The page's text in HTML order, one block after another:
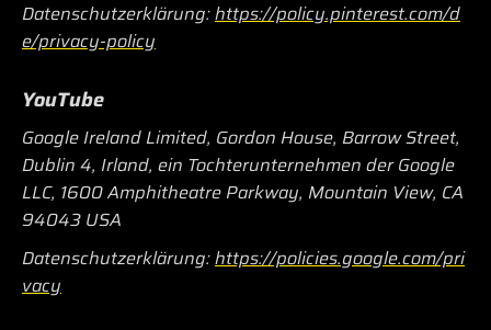
Datenschutzerklärung:https://policy.pinterest.com/d
e/privacy-policy
YouTube
Google Ireland Limited, Gordon House, Barrow Street,
Dublin 4, Irland, ein Tochterunternehmen der Google
LLC, 1600 Amphitheatre Parkway, Mountain View, CA
94043 USA
Datenschutzerklärung:https://policies.google.com/pri
vacy